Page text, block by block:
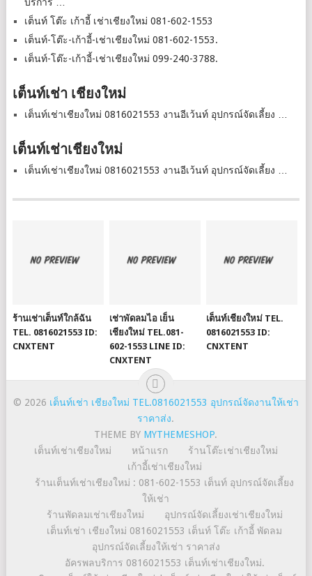
เต็นท์ โต๊ะ เก้าอี้ เช่าเชียงใหม่ 081-602-1553
เต็นท์-โต๊ะ-เก้าอี้-เช่าเชียงใหม่ 081-602-1553.
เต็นท์-โต๊ะ-เก้าอี้-เช่าเชียงใหม่ 099-240-3788.
เต็นท์เช่า เชียงใหม่
เต็นท์เช่าเชียงใหม่ 0816021553 งานอีเว้นท์ อุปกรณ์จัดเลี้ยง …
เต็นท์เช่าเชียงใหม่
เต็นท์เช่าเชียงใหม่ 0816021553 งานอีเว้นท์ อุปกรณ์จัดเลี้ยง …
ร้านเช่าเต็นท์ใกล้ฉัน
TEL. 0816021553 ID:
CNXTENT
เช่าพัดลมไอ เย็น
เชียงใหม่ TEL.081-
602-1553 LINE ID:
CNXTENT
เต็นท์เชียงใหม่ TEL.
0816021553 ID:
CNXTENT
© 2026 เต็นท์เช่า เชียงใหม่ TEL.0816021553 อุปกรณ์จัดงานให้เช่า
ราคาส่ง.
THEME BY MYTHEMESHOP.
เต็นท์เช่าเชียงใหม่
หน้าแรก
ร้านโต๊ะเช่าเชียงใหม่
เก้าอี้เช่าเชียงใหม่
ร้านเต็นท์เช่าเชียงใหม่ : 081-602-1553 เต็นท์ อุปกรณ์จัดเลี้ยง
ให้เช่า
ร้านพัดลมเช่าเชียงใหม่
อุปกรณ์จัดเลี้ยงเช่าเชียงใหม่
เต็นท์เช่า เชียงใหม่ 0816021553 เต็นท์ โต๊ะ เก้าอี้ พัดลม
อุปกรณ์จัดเลี้ยงให้เช่า ราคาส่ง
อัครพลบริการ 0816021553 เต็นท์เช่าเชียงใหม่.